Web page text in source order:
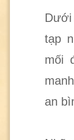
Dưới
tạp
mối
an